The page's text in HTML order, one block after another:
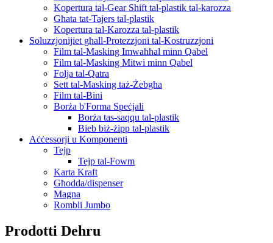
Kopertura tal-Gear Shift tal-plastik tal-karozza
Għata tat-Tajers tal-plastik
Kopertura tal-Karozza tal-plastik
Soluzzjonijiet għall-Protezzjoni tal-Kostruzzjoni
Film tal-Masking Imwaħħal minn Qabel
Film tal-Masking Mitwi minn Qabel
Folja tal-Qatra
Sett tal-Masking taż-Żebgħa
Film tal-Bini
Borża b'Forma Speċjali
Borża tas-saqqu tal-plastik
Bieb biż-żipp tal-plastik
Aċċessorji u Komponenti
Tejp
Tejp tal-Fowm
Karta Kraft
Għodda/dispenser
Magna
Rombli Jumbo
Prodotti Dehru